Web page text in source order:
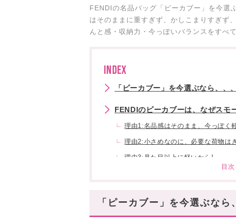
FENDIの名品バッグ「ピーカブー」を今選
はそのままに重すぎず、かしこまりすぎず
んと感・収納力・今っぽいバランスをすべ
INDEX
「ピーカブー」を今選ぶなら、、
FENDIのピーカブーは、なぜスモ
理由1:名品感はそのまま、今っぽく
理由2:小さめなのに、必要な荷物は
理由3:見た目以上に軽いから!
内側まで美しい、フェンディらしい
「ピーカブー」を今選ぶな